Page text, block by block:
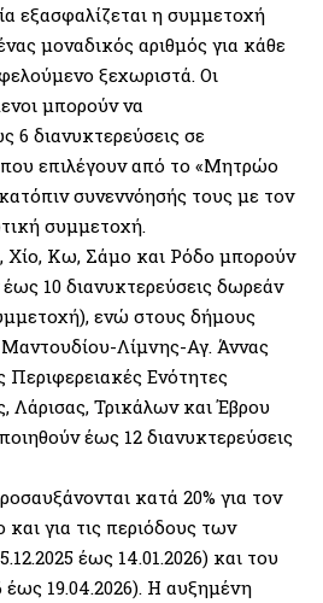
εξασφαλίζεται η συμμετοχή
μοναδικός αριθμός για κάθε
ξεχωριστά. Οι
μπορούν να
6 διανυκτερεύσεις σε
επιλέγουν από το «Μητρώο
συνεννόησής τους με τον
συμμετοχή.
Χίο, Κω, Σάμο και Ρόδο μπορούν
10 διανυκτερεύσεις δωρεάν
ενώ στους δήμους
Μαντουδίου-Λίμνης-Αγ. Άννας
Περιφερειακές Ενότητες
Λάρισας, Τρικάλων και Έβρου
έως 12 διανυκτερεύσεις
κατά 20% για τον
για τις περιόδους των
έως 14.01.2026) και του
19.04.2026). Η αυξημένη